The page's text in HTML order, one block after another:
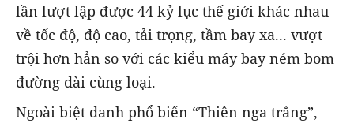
lần lượt lập được 44 kỷ lục thế giới khác nhau
về tốc độ, độ cao, tải trọng, tầm bay xa... vượt
trội hơn hẳn so với các kiểu máy bay ném bom
đường dài cùng loại.
Ngoài biệt danh phổ biến “Thiên nga trắng”,